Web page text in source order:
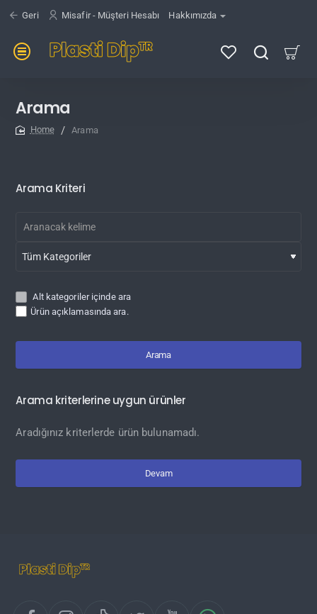
Geri Misafir - Müşteri Hesabı Hakkımızda
Arama
Arama
Arama Kriteri
Alt kategoriler içinde ara
Ürün açıklamasında ara.
Arama
Arama kriterlerine uygun ürünler
Aradığınız kriterlerde ürün bulunamadı.
Devam